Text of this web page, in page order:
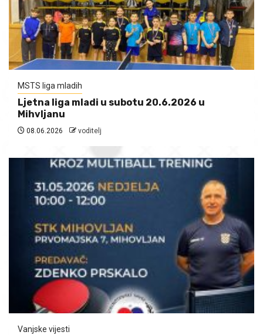
MSTS liga mladih
Ljetna liga mladi u subotu 20.6.2026 u
Mihvljanu
08.06.2026 voditelj
Vanjske vijesti